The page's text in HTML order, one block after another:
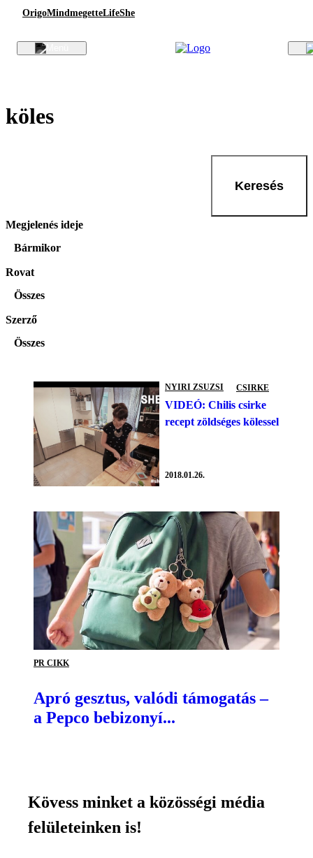
OrigoMindmegetteLifeShe
köles
Keresés
Megjelenés ideje
Bármikor
Rovat
Összes
Szerző
Összes
NYIRI ZSUZSI CSIRKE
VIDEÓ: Chilis csirke
recept zöldséges kölessel
2018.01.26.
PR CIKK
Apró gesztus, valódi támogatás –
a Pepco bebizonyí...
Kövess minket a közösségi média
felületeinken is!